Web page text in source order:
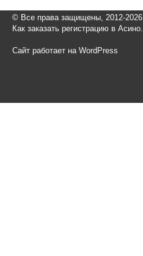
© Все права защищены, 2012-2026
Как заказать регистрацию в Асино.
Сайт работает на WordPress